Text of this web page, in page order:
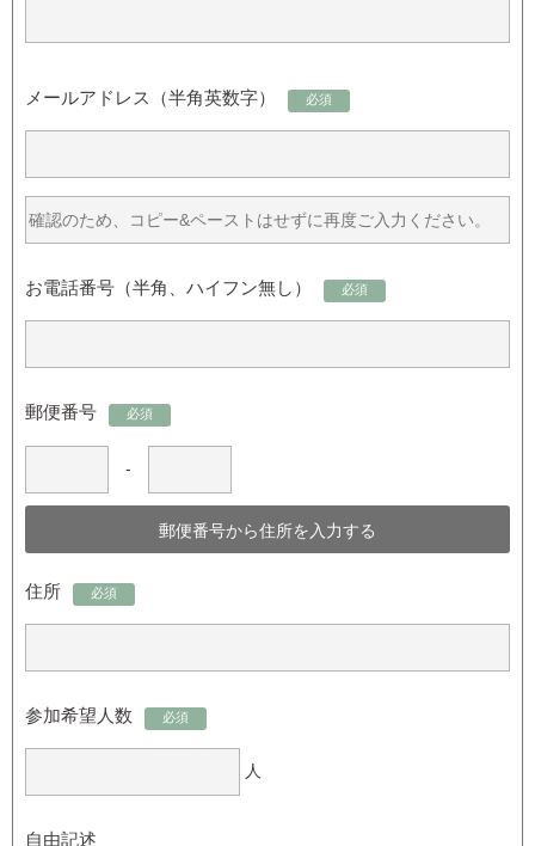
メールアドレス（半角英数字） 必須
お電話番号（半角、ハイフン無し） 必須
郵便番号 必須
-
住所 必須
参加希望人数 必須
人
自由記述